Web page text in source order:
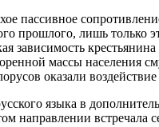
пассивное
прошлого, лишь только
зависимость
массы населения
оказали
языка в
направлении встречала